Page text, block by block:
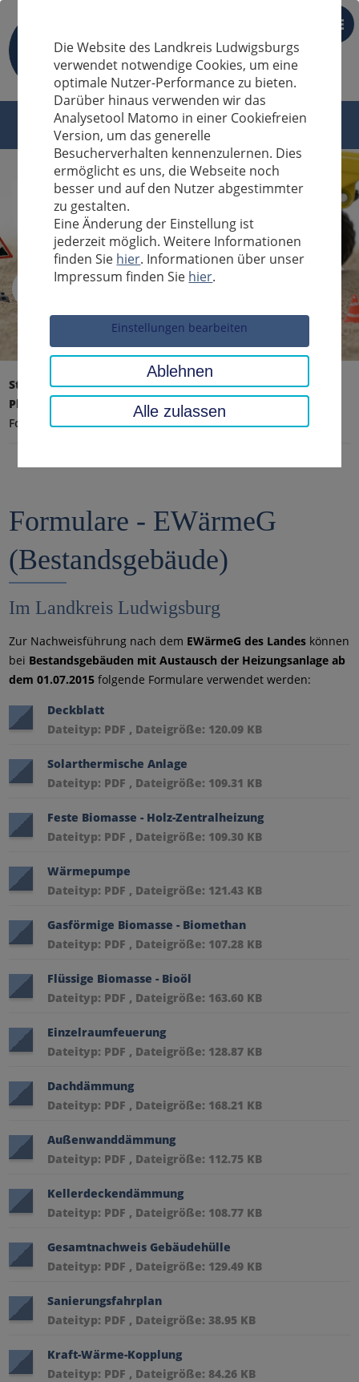
DE
Sucheingabe
Startseite
Umwelt, Technik, Klimaschutz
Planen, Bauen & Wohnen
Formulare EWärmeG für Bestandgebäude
Formulare - EWärmeG
(Bestandsgebäude)
Im Landkreis Ludwigsburg
Zur Nachweisführung nach dem EWärmeG des Landes können
bei Bestandsgebäuden mit Austausch der Heizungsanlage ab
dem 01.07.2015folgende Formulare verwendet werden:
Deckblatt
Dateityp: PDF , Dateigröße: 120.09 KB
Solarthermische Anlage
Dateityp: PDF , Dateigröße: 109.31 KB
Feste Biomasse - Holz-Zentralheizung
Dateityp: PDF , Dateigröße: 109.30 KB
Wärmepumpe
Dateityp: PDF , Dateigröße: 121.43 KB
Gasförmige Biomasse - Biomethan
Dateityp: PDF , Dateigröße: 107.28 KB
Flüssige Biomasse - Bioöl
Dateityp: PDF , Dateigröße: 163.60 KB
Einzelraumfeuerung
Dateityp: PDF , Dateigröße: 128.87 KB
Dachdämmung
Dateityp: PDF , Dateigröße: 168.21 KB
Außenwanddämmung
Dateityp: PDF , Dateigröße: 112.75 KB
Kellerdeckendämmung
Dateityp: PDF , Dateigröße: 108.77 KB
Gesamtnachweis Gebäudehülle
Dateityp: PDF , Dateigröße: 129.49 KB
Sanierungsfahrplan
Dateityp: PDF , Dateigröße: 38.95 KB
Kraft-Wärme-Kopplung
Dateityp: PDF , Dateigröße: 84.26 KB
Die Website des Landkreis Ludwigsburgs
verwendet notwendige Cookies, um eine
optimale Nutzer-Performance zu bieten.
Darüber hinaus verwenden wir das
Analysetool Matomo in einer Cookiefreien
Version, um das generelle
Besucherverhalten kennenzulernen. Dies
ermöglicht es uns, die Webseite noch
besser und auf den Nutzer abgestimmter
zu gestalten.
Eine Änderung der Einstellung ist
jederzeit möglich. Weitere Informationen
finden Sie hier. Informationen über unser
Impressum finden Sie hier.
Einstellungen bearbeiten
Ablehnen
Alle zulassen